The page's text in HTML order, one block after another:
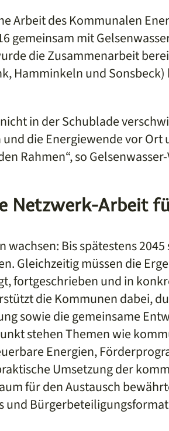
Arbeit des Kommunalen
gemeinsam mit
die Zusammenarbeit
Hamminkeln und
in der Schublade
die Energiewende vor Ort
Rahmen“, so
Netzwerk-Arbeit
Bis spätestens 2045
Gleichzeitig müssen die
fortgeschrieben und in
die Kommunen dabei,
sowie die gemeinsame
stehen Themen wie
Energien,
Umsetzung der
für den Austausch
und